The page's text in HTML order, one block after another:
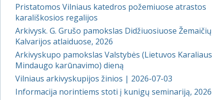
Pristatomos Vilniaus katedros požemiuose atrastos
karališkosios regalijos
Arkivysk. G. Grušo pamokslas Didžiuosiuose Žemaičių
Kalvarijos atlaiduose, 2026
Arkivyskupo pamokslas Valstybės (Lietuvos Karaliaus
Mindaugo karūnavimo) dieną
Vilniaus arkivyskupijos žinios | 2026-07-03
Informacija norintiems stoti į kunigų seminariją, 2026